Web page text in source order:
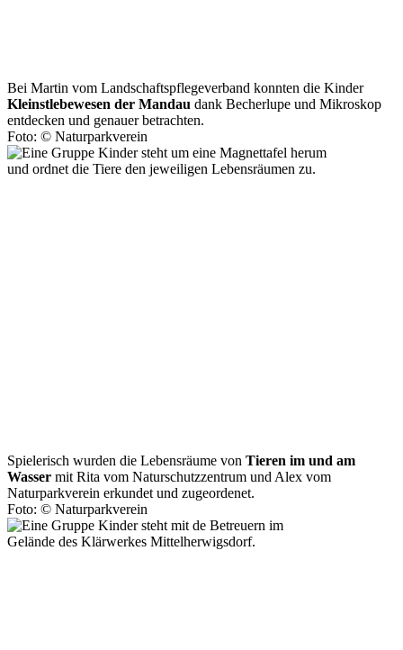
Bei Martin vom Landschaftspflegeverband konnten die Kinder
Kleinstlebewesen der Mandau dank Becherlupe und Mikroskop
entdecken und genauer betrachten.
Foto: © Naturparkverein
Spielerisch wurden die Lebensräume von Tieren im und am
Wasser mit Rita vom Naturschutzzentrum und Alex vom
Naturparkverein erkundet und zugeordenet.
Foto: © Naturparkverein